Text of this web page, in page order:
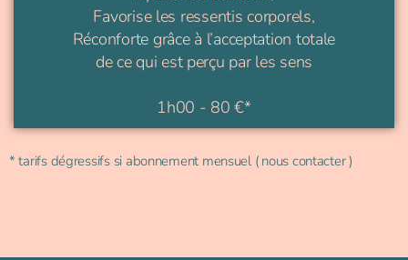
Favorise les ressentis corporels,
Réconforte grâce à l’acceptation totale
de ce qui est perçu par les sens
1h00 - 80 €*
* tarifs dégressifs si abonnement mensuel ( nous contacter )